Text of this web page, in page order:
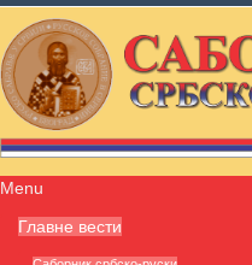
Menu
Главне вести